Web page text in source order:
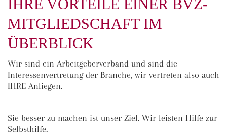
IHRE VORTEILE EINER BVZ-
MITGLIEDSCHAFT IM
ÜBERBLICK
Wir sind ein Arbeitgeberverband und sind die
Interessenvertretung der Branche, wir vertreten also auch
IHRE Anliegen.
Sie besser zu machen ist unser Ziel. Wir leisten Hilfe zur
Selbsthilfe.